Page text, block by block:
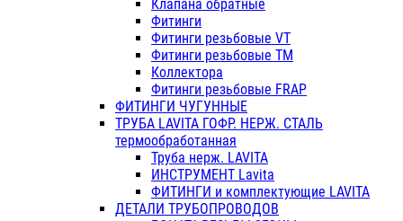
Клапана обратные
Фитинги
Фитинги резьбовые VT
Фитинги резьбовые ТМ
Коллектора
Фитинги резьбовые FRAP
ФИТИНГИ ЧУГУННЫЕ
ТРУБА LAVITA ГОФР. НЕРЖ. СТАЛЬ
термообработанная
Труба нерж. LAVITA
ИНСТРУМЕНТ Lavita
ФИТИНГИ и комплектующие LAVITA
ДЕТАЛИ ТРУБОПРОВОДОВ